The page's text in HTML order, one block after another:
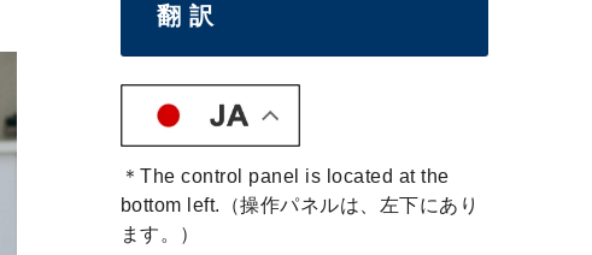
翻 訳
＊The control panel is located at the
bottom left.（操作パネルは、左下にあり
ます。）